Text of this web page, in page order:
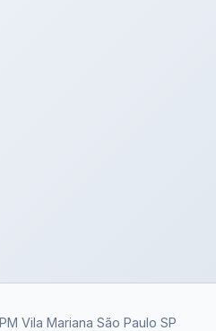
Vila Mariana São Paulo SP